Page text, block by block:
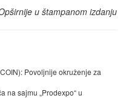
u štampanom izdanju
Povoljnije okruženje za
na sajmu „Prodexpo“ u